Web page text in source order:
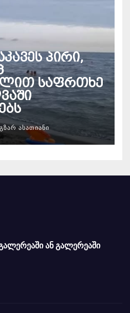
პირი,
საფრთხე
ᲐᲡᲐᲗᲘᲐᲜᲘ
ან გალერეაში